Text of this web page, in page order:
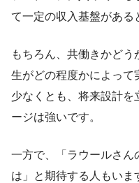
て一定の収入基盤がある
もちろん、共働きかど
生がどの程度かによって
少なくとも、将来設計を
ージは強いです。
一方で、「ラウールさん
は」と期待する人もいま